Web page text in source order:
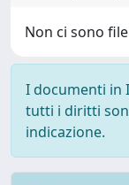
Non ci sono
I documenti in
tutti i diritti
indicazione.